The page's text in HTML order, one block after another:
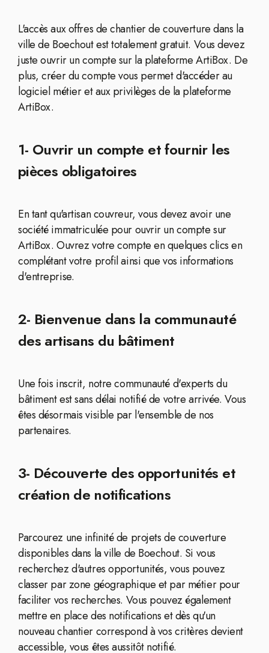
L'accès aux offres de chantier de couverture dans la
ville de Boechout est totalement gratuit. Vous devez
juste ouvrir un compte sur la plateforme ArtiBox. De
plus, créer du compte vous permet d'accéder au
logiciel métier et aux privilèges de la plateforme
ArtiBox.
1- Ouvrir un compte et fournir les
pièces obligatoires
En tant qu'artisan couvreur, vous devez avoir une
société immatriculée pour ouvrir un compte sur
ArtiBox. Ouvrez votre compte en quelques clics en
complétant votre profil ainsi que vos informations
d'entreprise.
2- Bienvenue dans la communauté
des artisans du bâtiment
Une fois inscrit, notre communauté d'experts du
bâtiment est sans délai notifié de votre arrivée. Vous
êtes désormais visible par l'ensemble de nos
partenaires.
3- Découverte des opportunités et
création de notifications
Parcourez une infinité de projets de couverture
disponibles dans la ville de Boechout. Si vous
recherchez d'autres opportunités, vous pouvez
classer par zone géographique et par métier pour
faciliter vos recherches. Vous pouvez également
mettre en place des notifications et dès qu'un
nouveau chantier correspond à vos critères devient
accessible, vous êtes aussitôt notifié.